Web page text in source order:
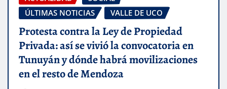
ÚLTIMAS NOTICIAS
VALLE DE UCO
Protesta contra la Ley de Propiedad
Privada: así se vivió la convocatoria en
Tunuyán y dónde habrá movilizaciones
en el resto de Mendoza